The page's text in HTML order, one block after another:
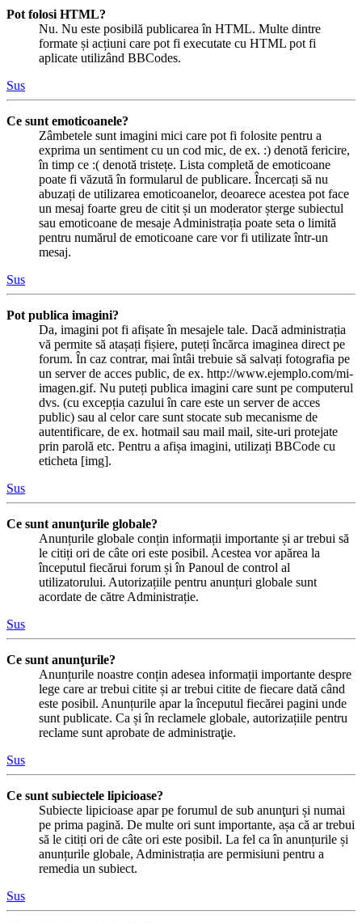
Pot folosi HTML?
Nu. Nu este posibilă publicarea în HTML. Multe dintre
formate și acțiuni care pot fi executate cu HTML pot fi
aplicate utilizând BBCodes.
Sus
Ce sunt emoticoanele?
Zâmbetele sunt imagini mici care pot fi folosite pentru a
exprima un sentiment cu un cod mic, de ex. :) denotă fericire,
în timp ce :( denotă tristețe. Lista completă de emoticoane
poate fi văzută în formularul de publicare. Încercați să nu
abuzați de utilizarea emoticoanelor, deoarece acestea pot face
un mesaj foarte greu de citit și un moderator șterge subiectul
sau emoticoane de mesaje Administrația poate seta o limită
pentru numărul de emoticoane care vor fi utilizate într-un
mesaj.
Sus
Pot publica imagini?
Da, imagini pot fi afișate în mesajele tale. Dacă administrația
vă permite să atașați fișiere, puteți încărca imaginea direct pe
forum. În caz contrar, mai întâi trebuie să salvați fotografia pe
un server de acces public, de ex. http://www.ejemplo.com/mi-
imagen.gif. Nu puteți publica imagini care sunt pe computerul
dvs. (cu excepția cazului în care este un server de acces
public) sau al celor care sunt stocate sub mecanisme de
autentificare, de ex. hotmail sau mail mail, site-uri protejate
prin parolă etc. Pentru a afișa imagini, utilizați BBCode cu
eticheta [img].
Sus
Ce sunt anunţurile globale?
Anunțurile globale conțin informații importante și ar trebui să
le citiți ori de câte ori este posibil. Acestea vor apărea la
începutul fiecărui forum și în Panoul de control al
utilizatorului. Autorizațiile pentru anunțuri globale sunt
acordate de către Administrație.
Sus
Ce sunt anunţurile?
Anunțurile noastre conțin adesea informații importante despre
lege care ar trebui citite și ar trebui citite de fiecare dată când
este posibil. Anunțurile apar la începutul fiecărei pagini unde
sunt publicate. Ca și în reclamele globale, autorizațiile pentru
reclame sunt aprobate de administraţie.
Sus
Ce sunt subiectele lipicioase?
Subiecte lipicioase apar pe forumul de sub anunţuri și numai
pe prima pagină. De multe ori sunt importante, așa că ar trebui
să le citiți ori de câte ori este posibil. La fel ca în anunțurile și
anunțurile globale, Administrația are permisiuni pentru a
remedia un subiect.
Sus